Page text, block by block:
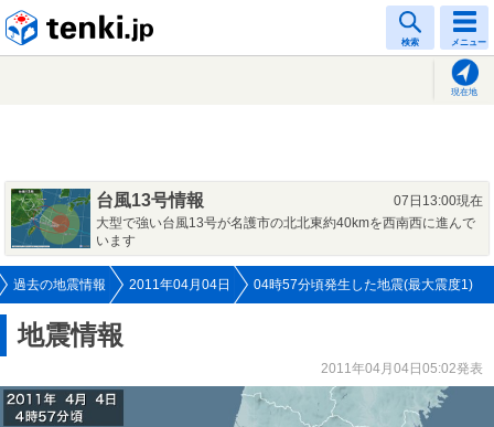
検索 メニュー
現在地
台風13号情報
07日13:00現在
大型で強い台風13号が名護市の北北東約40kmを西南西に進んで
います
過去の地震情報 2011年04月04日 04時57分頃発生した地震(最大震度1)
地震情報
2011年04月04日05:02発表